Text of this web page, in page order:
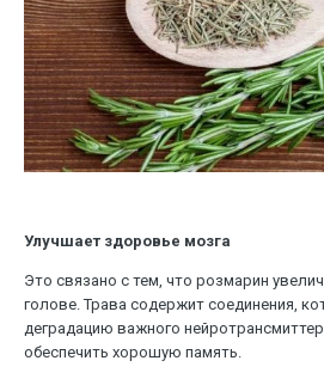
Улучшает здоровье мозга
Это связано с тем, что розмарин
голове. Трава содержит соединения,
деградацию важного
обеспечить хорошую память.